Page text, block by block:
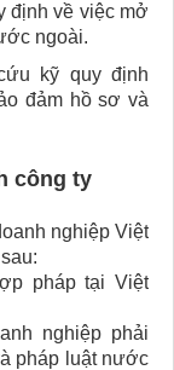
định về việc mở
ngoài.
kỹ quy định
đảm hồ sơ và
công ty
nghiệp Việt
pháp tại Việt
nghiệp phải
pháp luật nước